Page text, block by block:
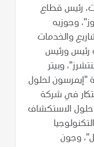
رئيس قطاع
وجوزيه
والخدمات
رئيس ورئيس
وبيتر
"إيمرسون لحلول
في شركة
حلول الاستكشاف
وجون